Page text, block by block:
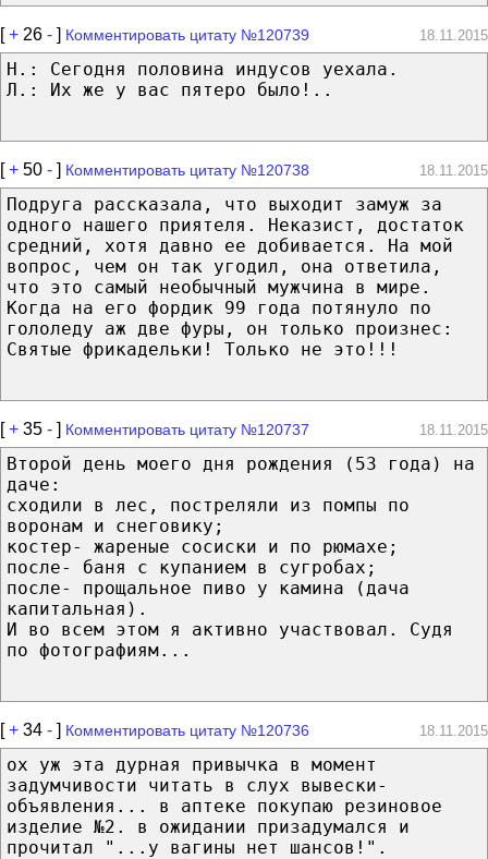
[+ 26 - ] Комментировать цитату №120739 18.11.2015
Н.: Сегодня половина индусов уехала.
Л.: Их же у вас пятеро было!..
[+ 50 - ] Комментировать цитату №120738 18.11.2015
Подруга рассказала, что выходит замуж за
одного нашего приятеля. Неказист, достаток
средний, хотя давно ее добивается. На мой
вопрос, чем он так угодил, она ответила,
что это самый необычный мужчина в мире.
Когда на его фордик 99 года потянуло по
гололеду аж две фуры, он только произнес:
Святые фрикадельки! Только не это!!!
[+ 35 - ] Комментировать цитату №120737 18.11.2015
Второй день моего дня рождения (53 года) на
даче:
сходили в лес, постреляли из помпы по
воронам и снеговику;
костер- жареные сосиски и по рюмахе;
после- баня с купанием в сугробах;
после- прощальное пиво у камина (дача
капитальная).
И во всем этом я активно участвовал. Судя
по фотографиям...
[+ 34 - ] Комментировать цитату №120736 18.11.2015
ох уж эта дурная привычка в момент
задумчивости читать в слух вывески-
объявления... в аптеке покупаю резиновое
изделие №2. в ожидании призадумался и
прочитал "...у вагины нет шансов!".